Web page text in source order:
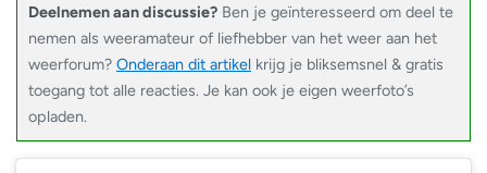
Deelnemen aan discussie? Ben je geïnteresseerd om deel te
nemen als weeramateur of liefhebber van het weer aan het
weerforum? Onderaan dit artikel krijg je bliksemsnel & gratis
toegang tot alle reacties. Je kan ook je eigen weerfoto’s
opladen.